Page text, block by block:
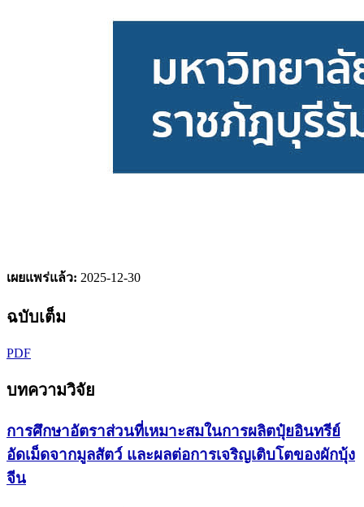
เผยแพร่แล้ว: 2025-12-30
ฉบับเต็ม
PDF
บทความวิจัย
การศึกษาอัตราส่วนที่เหมาะสมในการผลิตปุ๋ยอินทรีย์
อัดเม็ดจากมูลสัตว์ และผลต่อการเจริญเติบโตของผักบุ้ง
จีน